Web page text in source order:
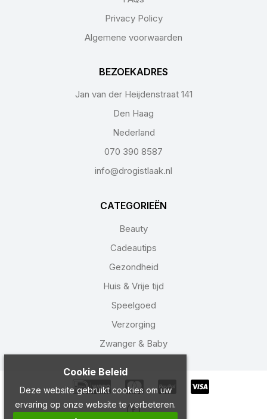
Privacy Policy
Algemene voorwaarden
BEZOEKADRES
Jan van der Heijdenstraat 141
Den Haag
Nederland
070 390 8587
info@drogistlaak.nl
CATEGORIEËN
Beauty
Cadeautips
Gezondheid
Huis & Vrije tijd
Speelgoed
Verzorging
Zwanger & Baby
Cookie Beleid
Deze website gebruikt cookies om uw
ervaring op onze website te verbeteren.